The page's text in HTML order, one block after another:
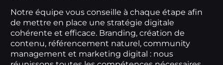
Notre équipe vous conseille à chaque étape afin
de mettre en place une stratégie digitale
cohérente et efficace. Branding, création de
contenu, référencement naturel, community
management et marketing digital : nous